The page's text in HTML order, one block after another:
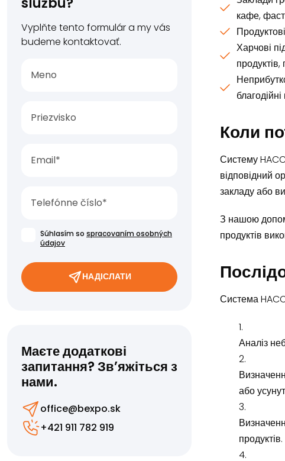
Vyplňte tento formulár a my vás
budeme kontaktovať.
Súhlasím so spracovaním osobných
údajov
НАДІСЛАТИ
Маєте додаткові
запитання? Зв’яжіться з
нами.
office@bexpo.sk
+421 911 782 919
кафе,
Харчові
продуктів,
Коли
Систему
відповідний
закладу або
З нашою
продуктів
Система
Аналіз
або
продуктів.